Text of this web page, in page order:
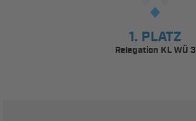
1. PLATZ
Relegation KL WÜ 3